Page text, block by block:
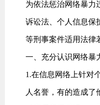
为依法惩治网络暴力
诉讼法、个人信息保
等刑事案件适用法律
一、充分认识网络暴
1.在信息网络上针对
人名誉，有的造成了